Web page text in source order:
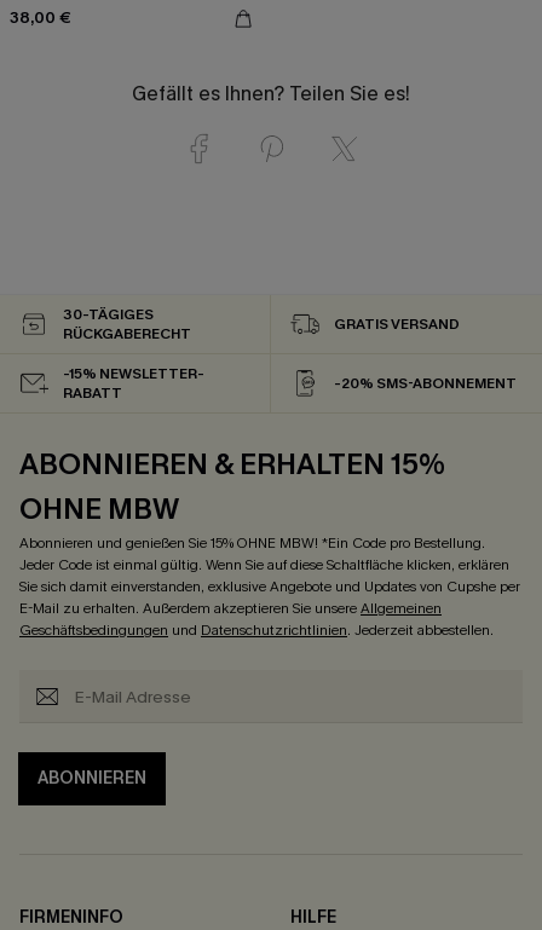
38,00 €
Gefällt es Ihnen? Teilen Sie es!
30-TÄGIGES
RÜCKGABERECHT
GRATIS VERSAND
-15% NEWSLETTER-
RABATT
-20% SMS-ABONNEMENT
ABONNIEREN & ERHALTEN 15%
OHNE MBW
Abonnieren und genießen Sie 15% OHNE MBW! *Ein Code pro Bestellung.
Jeder Code ist einmal gültig. Wenn Sie auf diese Schaltfläche klicken, erklären
Sie sich damit einverstanden, exklusive Angebote und Updates von Cupshe per
E-Mail zu erhalten. Außerdem akzeptieren Sie unsereAllgemeinen
Geschäftsbedingungen und Datenschutzrichtlinien. Jederzeit abbestellen.
ABONNIEREN
FIRMENINFO
HILFE